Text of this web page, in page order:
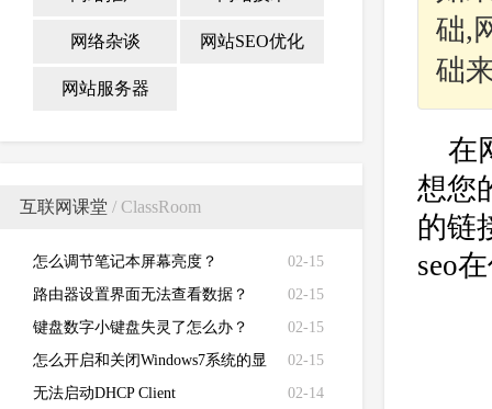
网络杂谈 网站SEO优化
网站服务器
互联网课堂 / ClassRoom
02-15
怎么调节笔记本屏幕亮度？
02-15
路由器设置界面无法查看数据？
02-15
键盘数字小键盘失灵了怎么办？
02-15
怎么开启和关闭Windows7系统的显
卡硬件加速功能
02-14
无法启动DHCP Client
础,
础
在
想您
的链
seo